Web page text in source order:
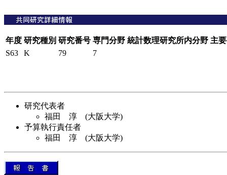
年度 研究種別 研究番号 専門分野 統計数理研究所内分野 主
S63
K 79 7
研究代表者
福田 淳 (大阪大学)
予算執行責任者
福田 淳 (大阪大学)